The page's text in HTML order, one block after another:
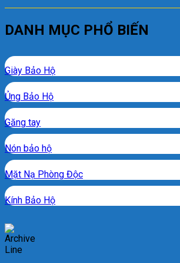
DANH MỤC PHỔ BIẾN
Giày Bảo Hộ
Ủng Bảo Hộ
Găng tay
Nón bảo hộ
Mặt Nạ Phòng Độc
Kính Bảo Hộ